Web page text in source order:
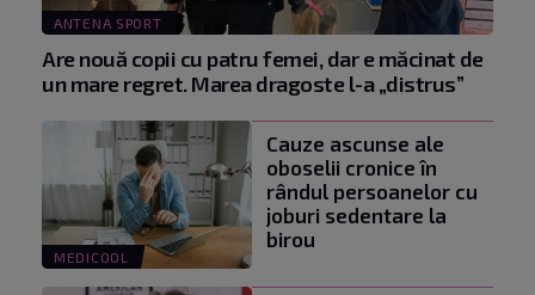
ANTENA SPORT
Are nouă copii cu patru femei, dar e măcinat de
un mare regret. Marea dragoste l-a „distrus”
MEDICOOL
Cauze ascunse ale
oboselii cronice în
rândul persoanelor cu
joburi sedentare la
birou